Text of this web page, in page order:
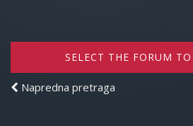
SELECT THE FORUM
Napredna pretraga